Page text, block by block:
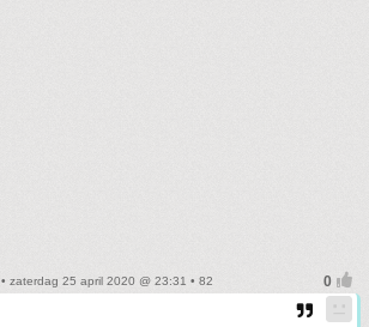
• zaterdag 25 april 2020 @ 23:31 • 82